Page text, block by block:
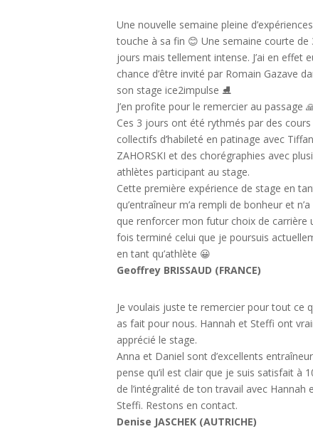
Une nouvelle semaine pleine d’expériences
touche à sa fin 😊 Une semaine courte de
jours mais tellement intense. J’ai en effet
chance d’être invité par Romain Gazave
son stage ice2impulse ⛸
J’en profite pour le remercier au passage
Ces 3 jours ont été rythmés par des cours
collectifs d’habileté en patinage avec
ZAHORSKI et des chorégraphies avec
athlètes participant au stage.
Cette première expérience de stage en
qu’entraîneur m’a rempli de bonheur et
que renforcer mon futur choix de carrière
fois terminé celui que je poursuis
en tant qu’athlète 😀
Geoffrey BRISSAUD (FRANCE)
Je voulais juste te remercier pour tout ce
as fait pour nous. Hannah et Steffi ont
apprécié le stage.
Anna et Daniel sont d’excellents
pense qu’il est clair que je suis satisfait à
de l’intégralité de ton travail avec Hannah
Steffi. Restons en contact.
Denise JASCHEK (AUTRICHE)